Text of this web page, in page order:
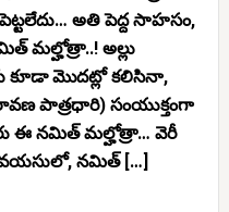
అతి పెద్ద సాహసం,
మల్హోత్రా..! అల్లు
కూడా మొదట్లో కలిసినా,
పాత్రధారి) సంయుక్తంగా
ఈ నమిత్ మల్హోత్రా… వెరీ
వయసులో, నమిత్ […]